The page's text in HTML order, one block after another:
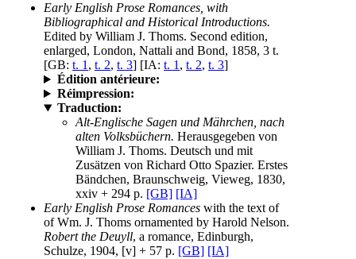
Early English Prose Romances, with
Bibliographical and Historical Introductions.
Edited by William J. Thoms. Second edition,
enlarged, London, Nattali and Bond, 1858, 3 t.
[GB: t. 1 , t. 2, t. 3] [IA: t. 1 , t. 2, t. 3]
Édition antérieure:
Réimpression:
Traduction:
Alt-Englische Sagen und Mährchen, nach
alten Volksbüchern. Herausgegeben von
William J. Thoms. Deutsch und mit
Zusätzen von Richard Otto Spazier. Erstes
Bändchen, Braunschweig, Vieweg, 1830,
xxiv + 294 p. [GB] [IA]
Early English Prose Romances with the text of
of Wm. J. Thoms ornamented by Harold Nelson.
Robert the Deuyll, a romance, Edinburgh,
Schulze, 1904, [v] + 57 p. [GB] [IA]